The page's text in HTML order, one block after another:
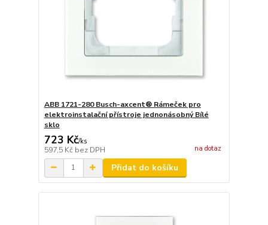
ABB 1721-280 Busch-axcent® Rámeček pro
elektroinstalační přístroje jednonásobný Bílé
sklo
723 Kč/ks
597,5 Kč bez DPH na dotaz
Přidat do košíku